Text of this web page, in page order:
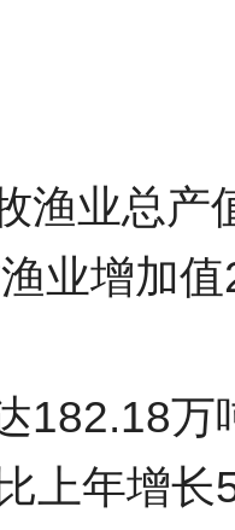
渔业总产
业增加
182.18
上年增